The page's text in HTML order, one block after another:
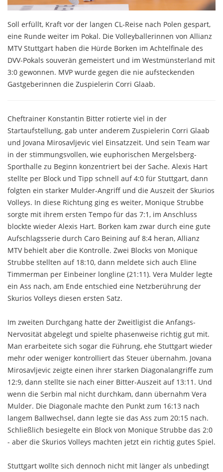
Soll erfüllt, Kraft vor der langen CL-Reise nach Polen gespart,
eine Runde weiter im Pokal. Die Volleyballerinnen von Allianz
MTV Stuttgart haben die Hürde Borken im Achtelfinale des
DVV-Pokals souverän gemeistert und im Westmünsterland mit
3:0 gewonnen. MVP wurde gegen die nie aufsteckenden
Gastgeberinnen die Zuspielerin Corri Glaab.
Cheftrainer Konstantin Bitter rotierte viel in der
Startaufstellung, gab unter anderem Zuspielerin Corri Glaab
und Jovana Mirosavljevic viel Einsatzzeit. Und sein Team war
in der stimmungsvollen, wie euphorischen Mergelsberg-
Sporthalle zu Beginn konzentriert bei der Sache. Alexis Hart
stellte per Block und Tipp schnell auf 4:0 für Stuttgart, dann
folgten ein starker Mulder-Angriff und die Auszeit der Skurios
Volleys. In diese Richtung ging es weiter, Monique Strubbe
sorgte mit ihrem ersten Tempo für das 7:1, im Anschluss
blockte wieder Alexis Hart. Borken kam zwar durch eine gute
Aufschlagsserie durch Caro Beining auf 8:4 heran, Allianz
MTV behielt aber die Kontrolle. Zwei Blocks von Monique
Strubbe stellten auf 18:10, dann meldete sich auch Eline
Timmerman per Einbeiner longline (21:11). Vera Mulder legte
ein Ass nach, am Ende entschied eine Netzberührung der
Skurios Volleys diesen ersten Satz.
Im zweiten Durchgang hatte der Zweitligist die Anfangs-
Nervosität abgelegt und spielte phasenweise richtig gut mit.
Man erarbeitete sich sogar die Führung, ehe Stuttgart wieder
mehr oder weniger kontrolliert das Steuer übernahm. Jovana
Mirosavljevic zeigte einen ihrer starken Diagonalangriffe zum
12:9, dann stellte sie nach einer Bitter-Auszeit auf 13:11. Und
wenn die Serbin mal nicht durchkam, dann übernahm Vera
Mulder. Die Diagonale machte den Punkt zum 16:13 nach
langem Ballwechsel, dann legte sie das Ass zum 20:15 nach.
Schließlich besiegelte ein Block von Monique Strubbe das 2:0
- aber die Skurios Volleys machten jetzt ein richtig gutes Spiel.
Stuttgart wollte sich dennoch nicht mit länger als unbedingt